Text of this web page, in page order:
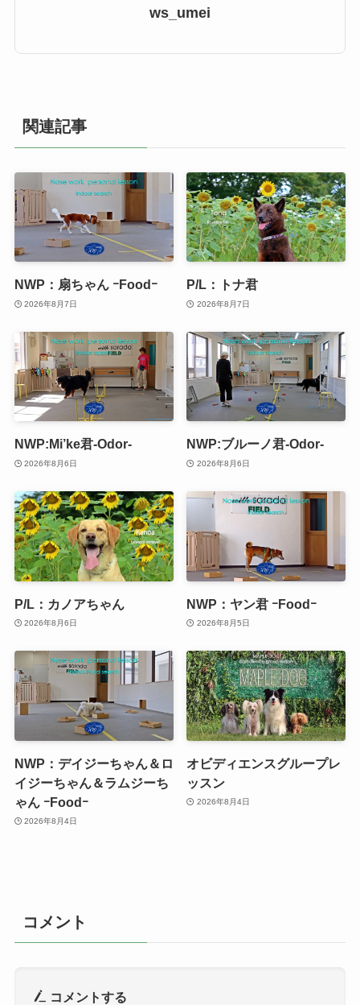
ws_umei
関連記事
NWP：扇ちゃん ｰFoodｰ
2026年8月7日
P/L：トナ君
2026年8月7日
NWP:Mi’ke君-Odor-
2026年8月6日
NWP:ブルーノ君-Odor-
2026年8月6日
P/L：カノアちゃん
2026年8月6日
NWP：ヤン君 ｰFoodｰ
2026年8月5日
NWP：デイジーちゃん＆ロ
イジーちゃん＆ラムジーち
ゃん ｰFoodｰ
2026年8月4日
オビディエンスグループレ
ッスン
2026年8月4日
コメント
コメントする